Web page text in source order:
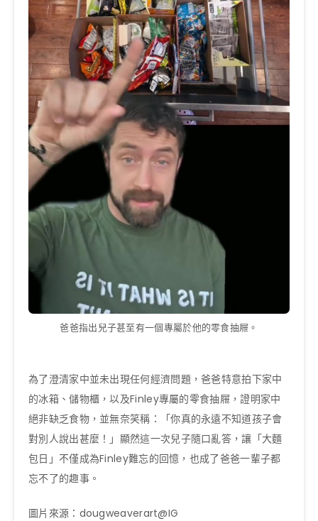
爸爸指出兒子甚至有一個專屬於他的零食抽屜。
為了澄清家中並未出現任何經濟問題，爸爸特意拍下家中
的冰箱、儲物櫃，以及Finley專屬的零食抽屜，證明家中
絕非缺乏食物，並無奈笑稱：「你真的永遠不知道孩子會
對別人說出甚麼！」顯然這一次兒子隨口亂答，讓「大麵
包日」不僅成為Finley難忘的回憶，也成了爸爸一輩子都
忘不了的趣事。
圖片來源：dougweaverart@IG